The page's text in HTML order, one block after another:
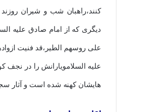
کنند،راهبان شب و شیران
دیگری که از امام صادق علیه
علی روسهم الطیر،قد فنیت
علیه السلامویارانش را در
هایشان کهنه شده است و آثار